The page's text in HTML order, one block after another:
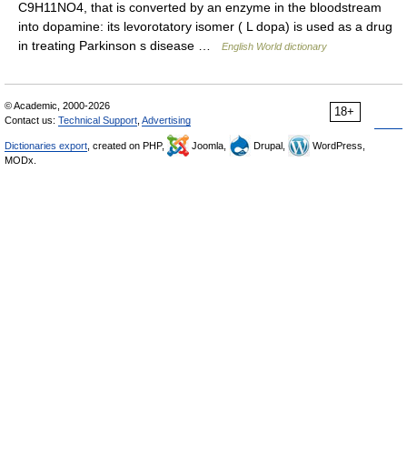
C9H11NO4, that is converted by an enzyme in the bloodstream
into dopamine: its levorotatory isomer ( L dopa) is used as a drug
in treating Parkinson s disease …
English World dictionary
18+
© Academic, 2000-2026
Contact us: Technical Support Advertising
Dictionaries export , created on PHP, Joomla, Drupal,
WordPress,
MODx.